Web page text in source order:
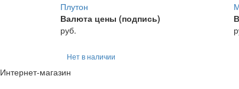
Плутон
Валюта цены (подпись)
руб.
Нет в наличии
Интернет-магазин